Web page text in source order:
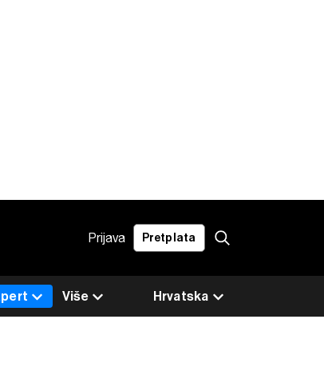
Prijava Pretplata
Hrvatska
Više